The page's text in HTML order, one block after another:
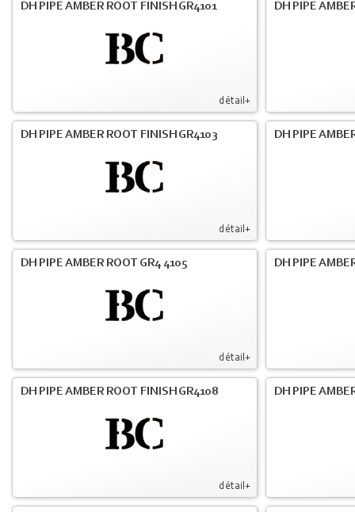
détail+
DH PIPE AMBER ROOT FINISH GR4101 DH PIPE
détail+
DH PIPE AMBER ROOT FINISH GR4103 DH PIPE
détail+
DH PIPE AMBER ROOT GR4 4105 DH PIPE
détail+
DH PIPE AMBER ROOT FINISH GR4108 DH PIPE